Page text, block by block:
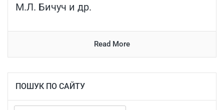
М.Л. Бичуч и др.
Read More
ПОШУК ПО САЙТУ